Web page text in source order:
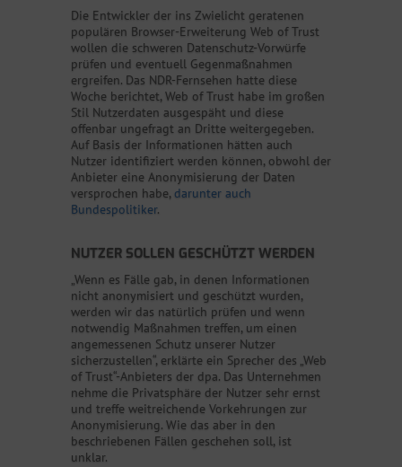
Die Entwickler der ins Zwielicht geratenen
populären Browser-Erweiterung Web of Trust
wollen die schweren Datenschutz-Vorwürfe
prüfen und eventuell Gegenmaßnahmen
ergreifen. Das NDR-Fernsehen hatte diese
Woche berichtet, Web of Trust habe im großen
Stil Nutzerdaten ausgespäht und diese
offenbar ungefragt an Dritte weitergegeben.
Auf Basis der Informationen hätten auch
Nutzer identifiziert werden können, obwohl der
Anbieter eine Anonymisierung der Daten
versprochen habe, darunter auch
Bundespolitiker.
NUTZER SOLLEN GESCHÜTZT WERDEN
„Wenn es Fälle gab, in denen Informationen
nicht anonymisiert und geschützt wurden,
werden wir das natürlich prüfen und wenn
notwendig Maßnahmen treffen, um einen
angemessenen Schutz unserer Nutzer
sicherzustellen“, erklärte ein Sprecher des „Web
of Trust“-Anbieters der dpa. Das Unternehmen
nehme die Privatsphäre der Nutzer sehr ernst
und treffe weitreichende Vorkehrungen zur
Anonymisierung. Wie das aber in den
beschriebenen Fällen geschehen soll, ist
unklar.